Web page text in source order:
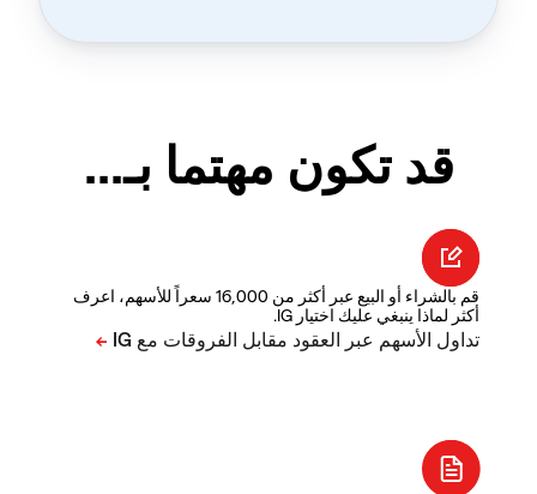
قد تكون مهتما بـ...
قم بالشراء أو البيع عبر أكثر من 16,000 سعراً للأسهم، اعرف
أكثر لماذا ينبغي عليك اختيار IG.